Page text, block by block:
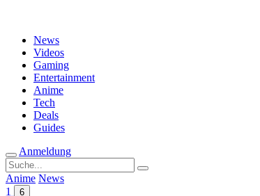
News
Videos
Gaming
Entertainment
Anime
Tech
Deals
Guides
Anmeldung
Suche
nach:
Anime News
1
6